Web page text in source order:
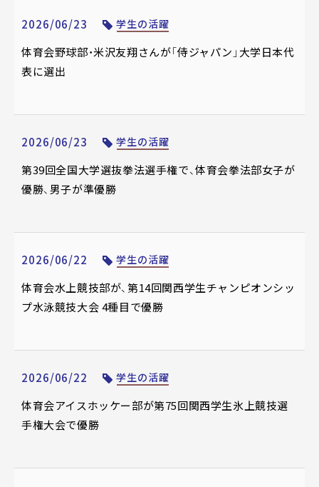
2026/06/23 学生の活躍
体育会野球部・米沢友翔さんが「侍ジャパン」大学日本代
表に選出
2026/06/23 学生の活躍
第39回全国大学選抜拳法選手権で、体育会拳法部女子が
優勝、男子が準優勝
2026/06/22 学生の活躍
体育会水上競技部が、第14回関西学生チャンピオンシッ
プ水泳競技大会 4種目で優勝
2026/06/22 学生の活躍
体育会アイスホッケー部が第75回関西学生氷上競技選
手権大会で優勝